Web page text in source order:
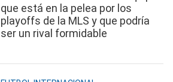
que está en la pelea por los
playoffs de la MLS y que podría
ser un rival formidable